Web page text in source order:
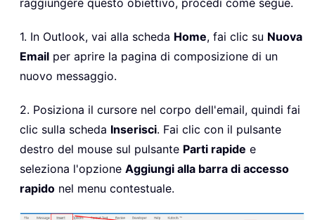
raggiungere questo obiettivo, procedi come segue.
1. In Outlook, vai alla scheda Home, fai clic su Nuova
Email per aprire la pagina di composizione di un
nuovo messaggio.
2. Posiziona il cursore nel corpo dell'email, quindi fai
clic sulla scheda Inserisci. Fai clic con il pulsante
destro del mouse sul pulsante Parti rapide e
seleziona l'opzione Aggiungi alla barra di accesso
rapido nel menu contestuale.